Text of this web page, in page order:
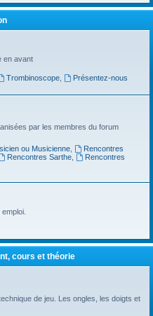
en avant
Trombinoscope,
Présentez-nous
par les membres du forum
ou Musicienne,
Rencontres
Rencontres Sarthe,
Rencontres
cours et théorie
de jeu. Les ongles, les doigts et